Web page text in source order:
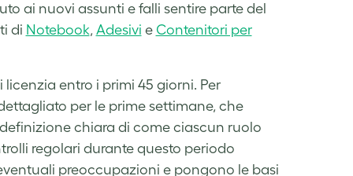
ai nuovi assunti e falli sentire parte del
di Notebook, Adesivi e Contenitori per
entro i primi 45 giorni. Per
per le prime settimane, che
chiara di come ciascun ruolo
regolari durante questo periodo
preoccupazioni e pongono le basi